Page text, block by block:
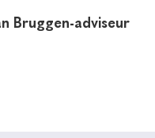
Bruggen-adviseur